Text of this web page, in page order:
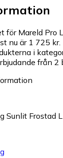
för Mareld Pro
nu är 1 725 kr.
i
från 2
Sunlit Frostad